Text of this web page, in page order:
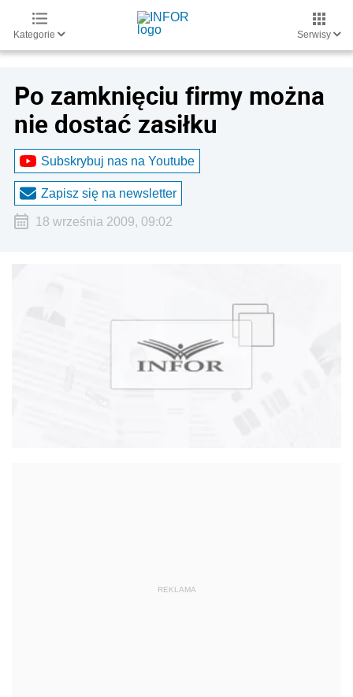
Kategorie Serwisy
Po zamknięciu firmy można
nie dostać zasiłku
Subskrybuj nas na Youtube
Zapisz się na newsletter
18 września 2009, 09:02